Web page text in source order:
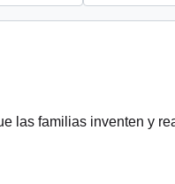
las familias inventen y